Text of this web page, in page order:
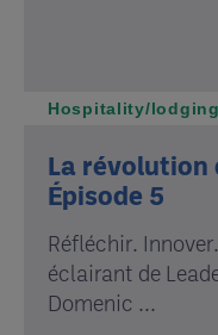
Hospitality/lodging
La révolution
Épisode 5
Réfléchir.
éclairant de
Domenic ...